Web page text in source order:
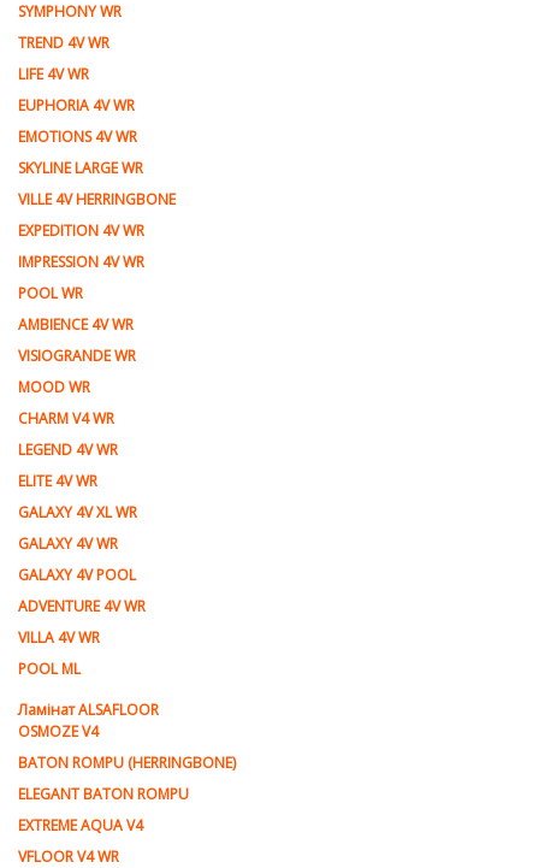
SYMPHONY WR
TREND 4V WR
LIFE 4V WR
EUPHORIA 4V WR
EMOTIONS 4V WR
SKYLINE LARGE WR
VILLE 4V HERRINGBONE
EXPEDITION 4V WR
IMPRESSION 4V WR
POOL WR
AMBIENCE 4V WR
VISIOGRANDE WR
MOOD WR
CHARM V4 WR
LEGEND 4V WR
ELITE 4V WR
GALAXY 4V XL WR
GALAXY 4V WR
GALAXY 4V POOL
ADVENTURE 4V WR
VILLA 4V WR
POOL ML
Ламiнат ALSAFLOOR
OSMOZE V4
BATON ROMPU (HERRINGBONE)
ELEGANT BATON ROMPU
EXTREME AQUA V4
VFLOOR V4 WR